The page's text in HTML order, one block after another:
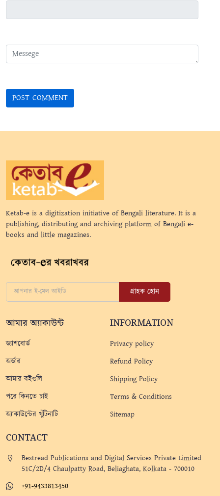
Ketab-e is a digitization initiative of Bengali literature. It is a
publishing, distributing and archiving platform of Bengali e-
books and little magazines.
গ্রাহক হোন
আমার অ্যাকাউন্ট
ড্যাশবোর্ড
অর্ডার
আমার বইগুলি
পরে কিনতে চাই
অ্যাকাউন্টের খুঁটিনাটি
INFORMATION
Privacy policy
Refund Policy
Shipping Policy
Terms & Conditions
Sitemap
CONTACT
Bestread Publications and Digital Services Private Limited
51C/2D/4 Chaulpatty Road, Beliaghata, Kolkata - 700010
+91-9433813450